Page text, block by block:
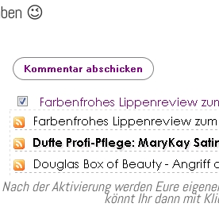
😉
Nach der Aktivierung werden Eure
könnt Ihr dann mit